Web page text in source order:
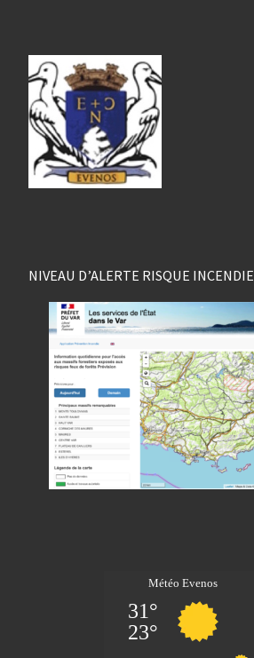
NIVEAU D’ALERTE RISQUE INCENDIE